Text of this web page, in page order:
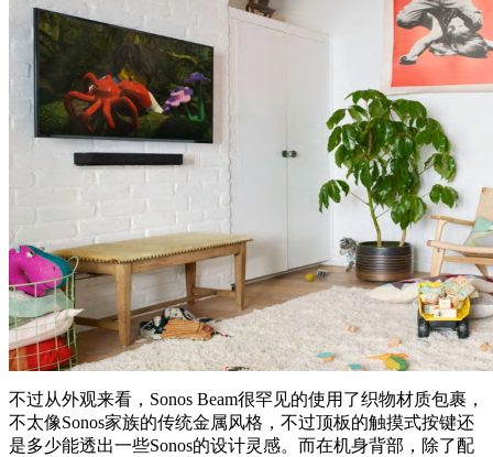
不过从外观来看，Sonos Beam很罕见的使用了织物材质包裹，
不太像Sonos家族的传统金属风格，不过顶板的触摸式按键还
是多少能透出一些Sonos的设计灵感。而在机身背部，除了配